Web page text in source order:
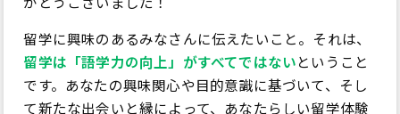
留学に興味のあるみなさんに伝えたいこと。それは、
留学は「語学力の向上」がすべてではないということ
です。あなたの興味関心や目的意識に基づいて、そし
て新たな出会いと縁によって、あなたらしい留学体験